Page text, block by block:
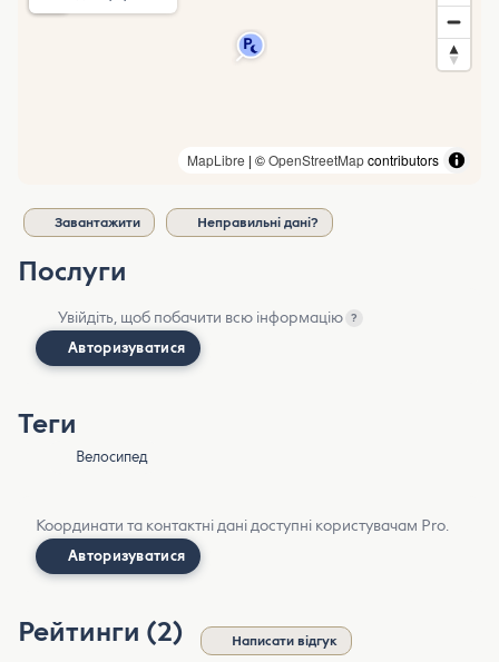
MapLibre | ©OpenStreetMapcontributors
Завантажити Неправильні дані?
Послуги
Увійдіть, щоб побачити всю інформацію ?
Авторизуватися
Теги
Велосипед
Координати та контактні дані доступні користувачам Pro.
Авторизуватися
Рейтинги (2) Написати відгук